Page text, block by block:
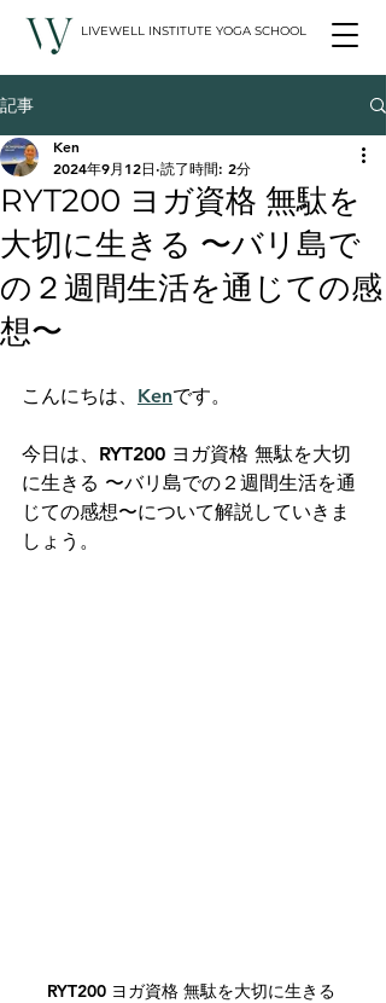
LIVEWELL INSTITUTE YOGA SCHOOL
記事
RYT200 ヨガ資格 無駄を
大切に生きる 〜バリ島で
の２週間生活を通じての感
想〜
Ken
2024年9月12日 読了時間: 2分
こんにちは、 Kenです。
今日は、RYT200 ヨガ資格 無駄を大切
に生きる 〜バリ島での２週間生活を通
じての感想〜について解説していきま
しょう。
RYT200 ヨガ資格 無駄を大切に生きる